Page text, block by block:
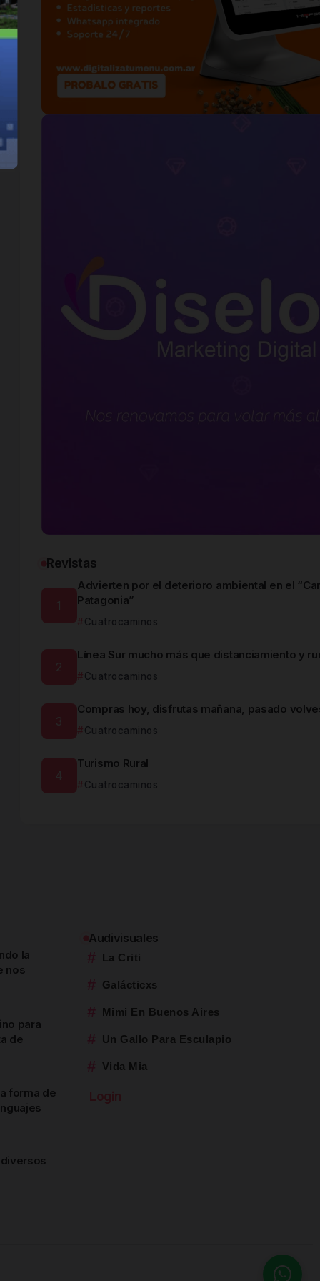
Revistas
Advierten por el deterioro ambiental en el
Patagonia”
Cuatrocaminos
Línea Sur mucho más que distanciamiento y
Cuatrocaminos
Compras hoy, disfrutas mañana, pasado
Cuatrocaminos
Turismo Rural
Cuatrocaminos
la
nos
para
de
forma de
Audivisuales
# La Criti
# Galácticxs
# Mimi En Buenos Aires
# Un Gallo Para Esculapio
# Vida Mia